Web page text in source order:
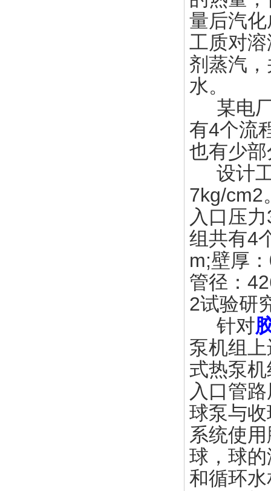
量后汽
工质对
剂蒸汽
水。
某电厂
有4个流
也有少
设计工
7kg/cm2
入口压
组共有4
m;壁厚
管径：
2试验研
针对
泵机组
式热泵
入口管
球泵与
系统使
球，球
和循环